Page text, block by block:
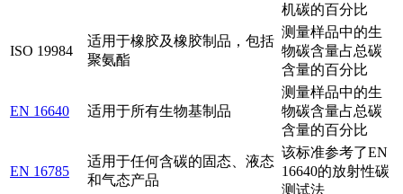
机碳的百分比
ISO 19984
适用于橡胶及橡胶制品，包括
聚氨酯
测量样品中的生
物碳含量占总碳
含量的百分比
EN 16640 适用于所有生物基制品
测量样品中的生
物碳含量占总碳
含量的百分比
EN 16785
适用于任何含碳的固态、液态
和气态产品
该标准参考了EN
16640的放射性碳
测试法